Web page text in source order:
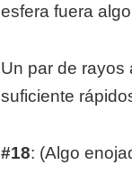
esfera fuera
Un par de rayos
suficiente
#18: (Algo